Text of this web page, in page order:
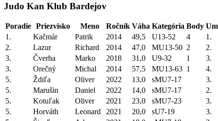
Judo Kan Klub Bardejov
Poradie Priezvisko Meno Ročník Váha Kategória Body
1.
Kačmár Patrik 2014 49,5 U13-52 4
1.
2.
Lazur Richard 2014 47,0 MU13-50 2
2.
3.
Čverha Marko 2018 31,0 U9-32 1
3.
3.
Orečný Michal 2014 57,5 MU13-63 1
4.
5.
Ždiľa Oliver 2022 13,0 sMU7-17
3.
5.
Marušin Daniel 2022 14,0 sMU7-17
2.
5.
Kotuľak Oliver 2021 23,0 sMU7-23
3.
5.
Horváth Leonard 2021 20,0 sU7-19
3.